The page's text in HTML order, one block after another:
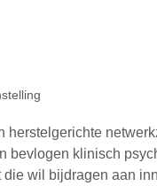
herstelgerichte
bevlogen klinisch
die wil bijdragen aan